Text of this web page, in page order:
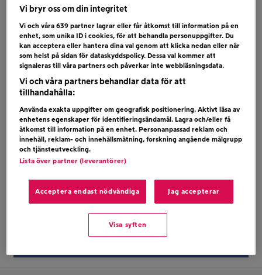
4 ( 4) HANNA FERM + JUNIE – VÄLKOMMEN
ÅTER
5 ( 5) ROSA LINN – SNAP
6 (NY) BECKY HILL + DAVID GUETTA –
REMEMBER
Bubblare
VICTOR CRONE – WIND IN MY SAILS
NICKY YOURE – SUNROOF
BJÖRN HOLMGREN – UT MED ALLT
Dela på twitter
Vi bryr oss om din integritet
Vi och våra639 partner lagrar eller får åtkomst till information på en
enhet, som unika ID i cookies, för att behandla personuppgifter. Du
kan acceptera eller hantera dina val genom att klicka nedan eller när
som helst på sidan för dataskyddspolicy. Dessa val kommer att
signaleras till våra partners och påverkar inte webbläsningsdata.
Vi och våra partners behandlar data för att
tillhandahålla:
Använda exakta uppgifter om geografisk positionering. Aktivt läsa av
enhetens egenskaper för identifieringsändamål. Lagra och/eller få
åtkomst till information på en enhet. Personanpassad reklam och
innehåll, reklam- och innehållsmätning, forskning angående målgrupp
och tjänsteutveckling.
Lista över partner (leverantörer)
Acceptera endast nödvändiga Jag accepterar
Visa syften